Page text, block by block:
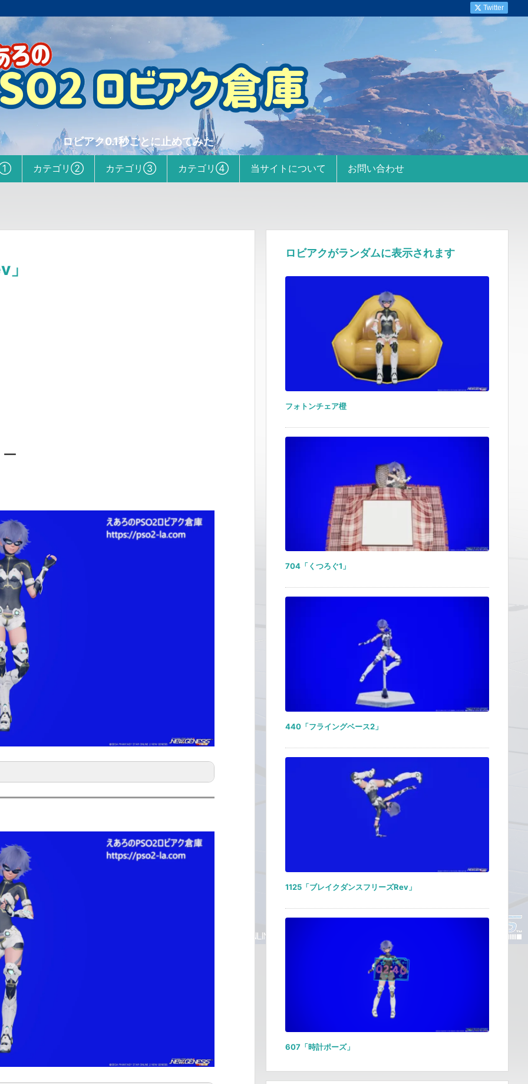
ロビアク0.1秒ごとに止めてみた
① カテゴリ② カテゴリ③ カテゴリ④ 当サイトについて お問い合わせ
Twitter
ロビアクがランダムに表示されます
フォトンチェア橙
704「くつろぐ1」
440「フライングベース2」
1125「ブレイクダンスフリーズRev」
607「時計ポーズ」